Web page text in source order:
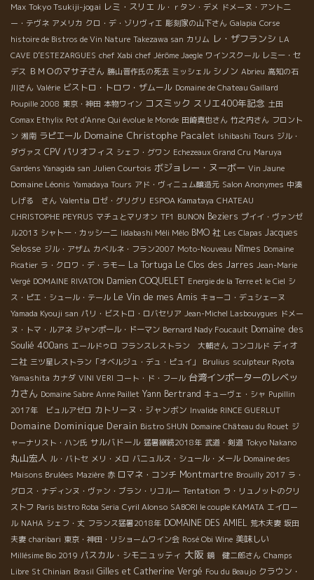
Max Tokyo Tsukiji-jogai レミ・スリエ ル・ｒタン・デメ ドメーヌ・アント二
ー・テヴネ アメリカ クロ・デ・ゾリヴィエ 彫刻家の山下さん Galapia Corse
histoire de Bistros de Vin Nature Takezawa san カリム レ・ザフランシ LA
CAVE D’ESTEZARGUES chef Xabi chef Jérôme Jaegle ワインスクール レミー・セ
デス ＢＭＯのマサ子さん 勝山晋作氏の死去 ミッシェル シノン Abrieu 高知の石
川さん Valérie ビストロ・トロワ・ザムール Domaine de Chateau Gaillard
Poupille 2008 東京・神田 本物ワイン コスミック スリエ400年記念 土田
Comax Ethylix Pot d'Anne Qui évolue le Monde 田崎真也さん 竹之内さん フロント
ン 湘南 ラピエール Domaine Christophe Pacalet Ishibashi Tours ジル・
ダヴァス CPV パリオフィス シェフ・グワン Echezeaux Grand Cru Maruya
Gardens Yanagida san Julien Courtois ボジョレー・ヌーボー Vin Jaune
Domaine Léonis Yamadaya Tours アド・ヴィニュム醸造元 Salon Anonymes 中湊
しげる さん Valentia ロゼ・グリグリ ESPOA Kamataya CHATEAU
CHRISTOPHE PEYRUS マチュとマリオン TF1 BUNON Beziers プイイ・ヴァンゼ
ル2013 シャトー・カッシーニ Iidabashi Méli Mélo BMO 社 Les Clapas Jacques
Selosse ジル・アザム カベルネ・フラン2007 Moto-Nouveau Nîmes Domaine
Picatier ラ・クロワ・デ・ラモー La Tortuga Le Clos des Jarres Jean-Marie
Vergé DOMAINE RIVATON Damien COQUELET Energie de la Terre et le Ciel シ
ス・ピエ・シュール・テール Le Vin de mes Amis キョーコ・デュシェーヌ
Yamada Kyouji san パリ・ビストロ・ロバセリア Jean-Michel Lasbouygues ドメー
ヌ・トマ・ルアネ ジャンポール・ドーマン Bernard Nady Foucault Domaine des
Soulié 400ans エールドゥロ フランスレストラン 大輔さん コンコルド ディオ
ニ社 三ツ星レストラン「オベルジュ・デュ・ピュイ」 Brulius sculpteur Ryota
Yamashita カナダ VINI VERI コート・ド・フール 台湾インポーターのレベッ
カさん Domaine Sabre Anne Paillet Yann Bertrand キューヴェ・シャ Pupillin
2017年 ビュルアゼロ カトリーヌ・ジャンボン Invalide RINCE GUERLUT
Domaine Dominique Derain Bistro SHUN Domaine Château du Rouet ジ
ャーナリスト・ハン氏 サルバドール 猛暑継続2018年 武道・剣道 Tokyo Nakano
丸山宏人 ル・バトセ メリ・メロ バニュルス・シュール・メール Domaine des
Maisons Brulées Mazière 赤 ロマネ・コンチ Montmartre Brouilly 2017 ラ・
グロス・ナディンヌ・ヴァン・ブラン・リコルー Tentation ラ・リュノットのクリ
ストフ Paris bistro Roba Seria Cyril Alonso SABORI le couple KAMATA エイロー
ル NAHA シェフ・丈 フランス猛暑2018年 DOMAINE DES AMIEL 荒木夫妻 坂田
夫妻 charibari 東京・神田・リショームワイン会 Rosé Obi Wine 美味しい
Millésime Bio 2019 パスカル・シモニュッティ 大阪 鏡 健二郎さん Champs
Libre St Chinian Brasil Gilles et Catherine Vergé Fou du Beaujo クラウン・